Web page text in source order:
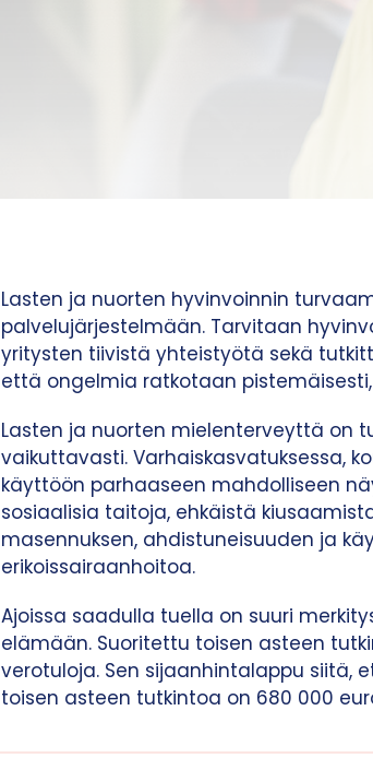
Lasten ja nuorten hyvinvoinnin
palvelujärjestelmään. Tarvitaan
yritysten tiivistä yhteistyötä sekä
että ongelmia ratkotaan
Lasten ja nuorten mielenterveyttä on
vaikuttavasti. Varhaiskasvatuksessa,
käyttöön parhaaseen mahdolliseen
sosiaalisia taitoja, ehkäistä
masennuksen, ahdistuneisuuden ja
erikoissairaanhoitoa.
Ajoissa saadulla tuella on suuri
elämään. Suoritettu toisen asteen
verotuloja. Sen sijaanhintalappu siitä,
toisen asteen tutkintoa on 680 000